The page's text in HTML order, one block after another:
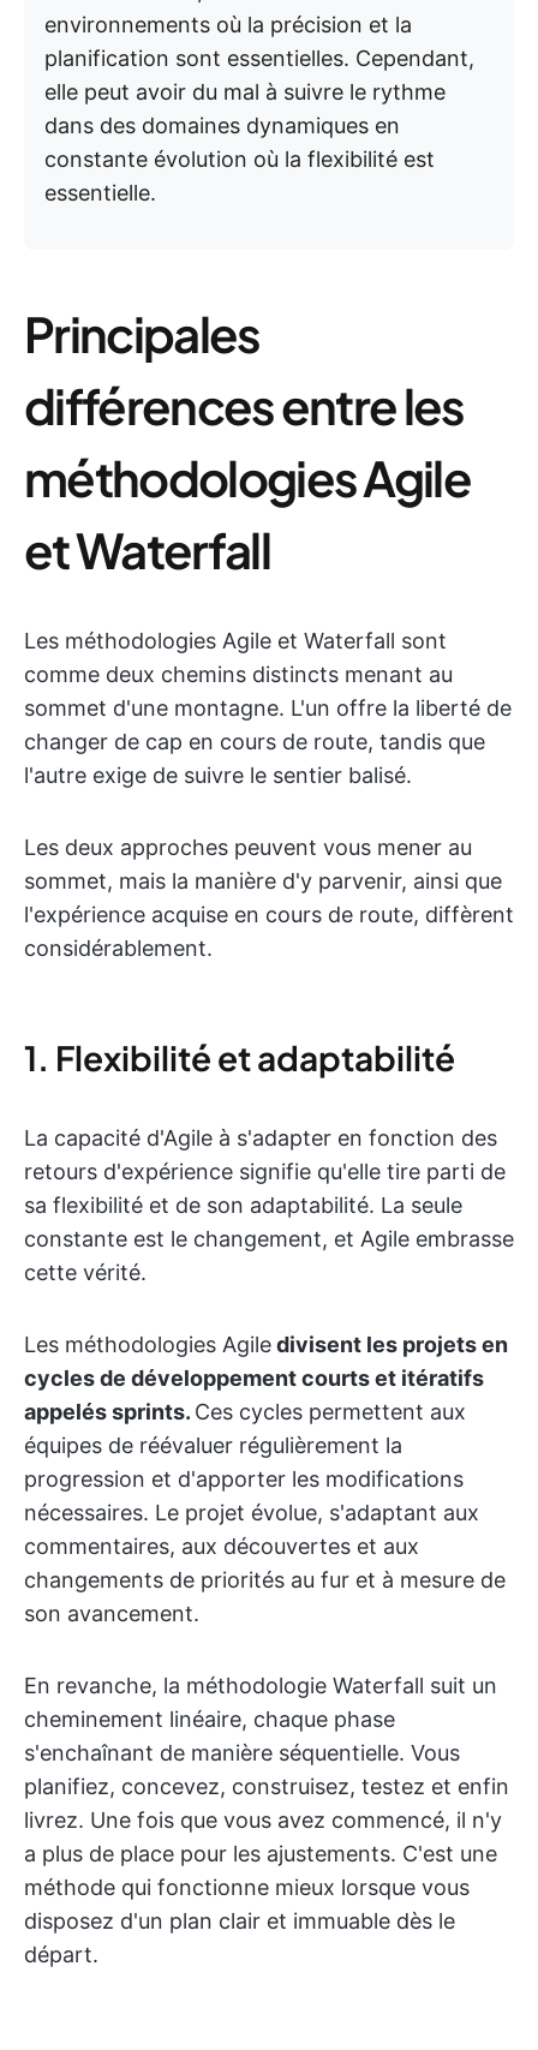
environnements où la précision et la
planification sont essentielles. Cependant,
elle peut avoir du mal à suivre le rythme
dans des domaines dynamiques en
constante évolution où la flexibilité est
essentielle.
Principales
différences entre les
méthodologies Agile
et Waterfall
Les méthodologies Agile et Waterfall sont
comme deux chemins distincts menant au
sommet d'une montagne. L'un offre la liberté de
changer de cap en cours de route, tandis que
l'autre exige de suivre le sentier balisé.
Les deux approches peuvent vous mener au
sommet, mais la manière d'y parvenir, ainsi que
l'expérience acquise en cours de route, diffèrent
considérablement.
1. Flexibilité et adaptabilité
La capacité d'Agile à s'adapter en fonction des
retours d'expérience signifie qu'elle tire parti de
sa flexibilité et de son adaptabilité. La seule
constante est le changement, et Agile embrasse
cette vérité.
Les méthodologies Agiledivisent les projets en
cycles de développement courts et itératifs
appelés sprints. Ces cycles permettent aux
équipes de réévaluer régulièrement la
progression et d'apporter les modifications
nécessaires. Le projet évolue, s'adaptant aux
commentaires, aux découvertes et aux
changements de priorités au fur et à mesure de
son avancement.
En revanche, la méthodologie Waterfall suit un
cheminement linéaire, chaque phase
s'enchaînant de manière séquentielle. Vous
planifiez, concevez, construisez, testez et enfin
livrez. Une fois que vous avez commencé, il n'y
a plus de place pour les ajustements. C'est une
méthode qui fonctionne mieux lorsque vous
disposez d'un plan clair et immuable dès le
départ.